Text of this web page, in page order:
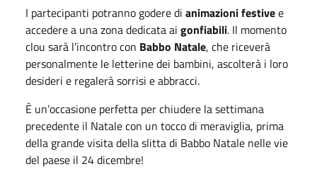
I partecipanti potranno godere di animazioni festivee
accedere a una zona dedicata ai gonfiabili. Il momento
clou sarà l’incontro con Babbo Natale, che riceverà
personalmente le letterine dei bambini, ascolterà i loro
desideri e regalerà sorrisi e abbracci.
È un’occasione perfetta per chiudere la settimana
precedente il Natale con un tocco di meraviglia, prima
della grande visita della slitta di Babbo Natale nelle vie
del paese il 24 dicembre!